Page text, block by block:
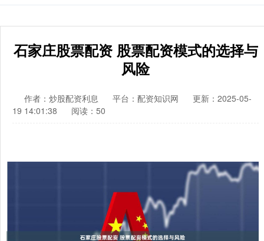
石家庄股票配资 股票配资模式的选择与
风险
作者：炒股配资利息 平台：配资知识网
更新：2025-05-
19 14:01:38
阅读：50